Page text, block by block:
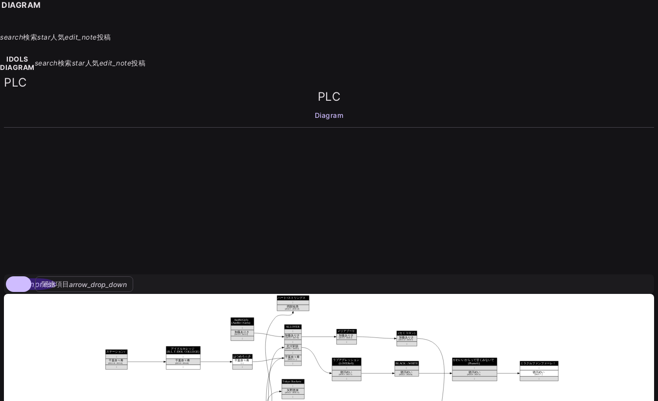
search検索star人気edit_note投稿
IDOLS
DIAGRAM
search検索star人気edit_note投稿
PLC
PLC
Diagram
compress
関連項目arrow_drop_down